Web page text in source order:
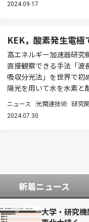
2024.09.17
KEK，酸素発生電
高エネルギー加速器研究
直接観察できる手法「波
吸収分光法」を世界で初
陽光を用いて水を水素と
ニュース 光関連技術 研究
2024.07.30
新着ニュース
大学・研究